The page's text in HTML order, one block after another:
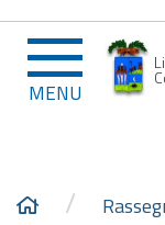
MENU
/